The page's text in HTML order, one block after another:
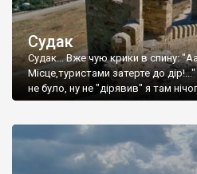
Судак
Судак... Вже чую крики в спину:
Місце,туристами затерте до
не було, ну не "дірявив" я там